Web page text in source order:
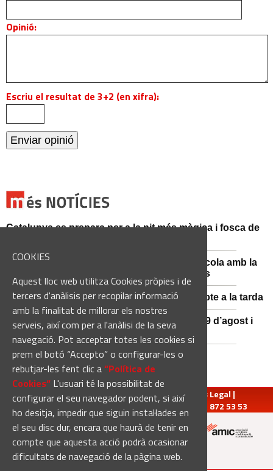
COOKIES
Aquest lloc web utilitza Cookies pròpies i de
tercers d'anàlisis per recopilar informació
amb la finalitat de millorar els nostres
serveis, així com per a l'anàlisi de la seva
navegació. Pot acceptar totes les cookies si
prem el botó “Accepto” o configurar-les o
rebutjar-les fent clic a“Política de
Cookies“ L'usuari té la possibilitat de
configurar el seu navegador podent, si així
ho desitja, impedir que siguin instal·lades en
el seu disc dur, encara que haurà de tenir en
compte que aquesta acció podrà ocasionar
dificultats de navegació de la pàgina web.
Opinió:
Escriu el resultat de 3+2 (en xifra):
Catalunya es prepara per a la nit més màgica i fosca de
Sant Fruitós posa en valor el patrimoni agrícola amb la
restauració i exposició de peces històriques
Es manté la previsió de pluges fortes dissabte a la tarda
El 3x3 de bàsquet de Solsona s’avança al 29 d’agost i
estrena premis en metàl·lic
redaccio@manresadiari.cat|Qui som Avís Legal |
Pompeu Fabra, 7-13, 08240-Manresa | Tel.: 93 872 53 53
Altres mitjans del grup: